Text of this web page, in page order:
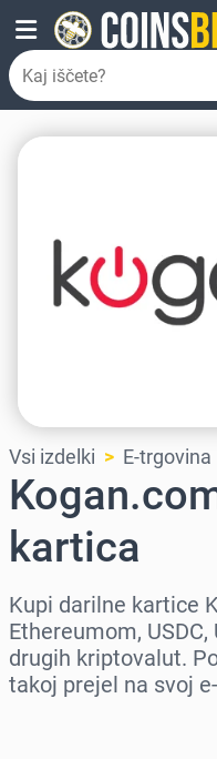
Vsi izdelki E-trgovina
kartica
Kupi darilne kartice
Ethereumom, USDC,
drugih kriptovalut.
takoj prejel na svoj